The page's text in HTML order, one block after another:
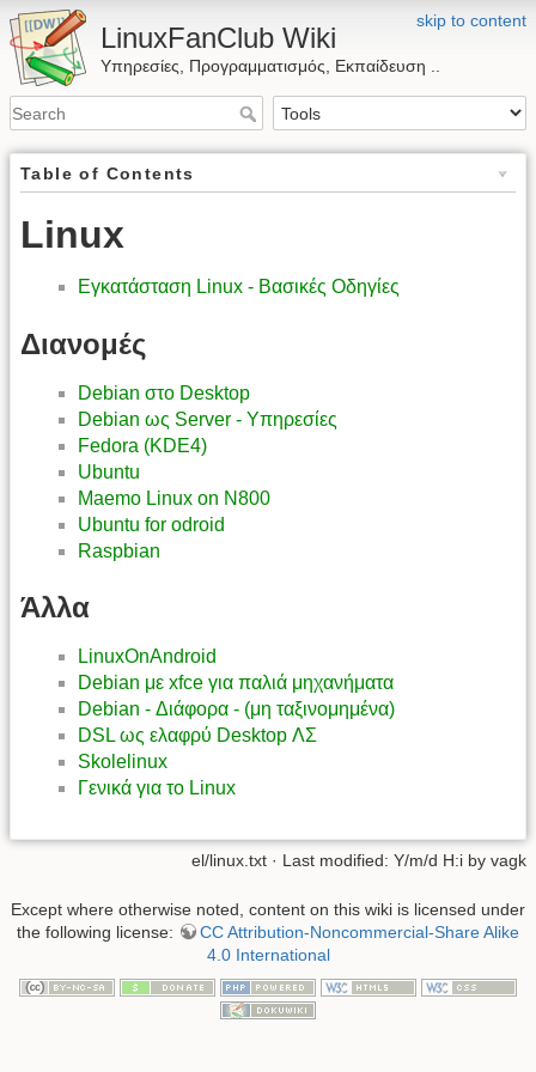
skip to content
LinuxFanClub Wiki
Υπηρεσίες, Προγραμματισμός, Εκπαίδευση ..
Table of Contents
Linux
Εγκατάσταση Linux - Βασικές Οδηγίες
Διανομές
Debian στο Desktop
Debian ως Server - Υπηρεσίες
Fedora (KDE4)
Ubuntu
Maemo Linux on N800
Ubuntu for odroid
Raspbian
Άλλα
LinuxOnAndroid
Debian με xfce για παλιά μηχανήματα
Debian - Διάφορα - (μη ταξινομημένα)
DSL ως ελαφρύ Desktop ΛΣ
Skolelinux
Γενικά για το Linux
el/linux.txt · Last modified: Y/m/d H:i by vagk
Except where otherwise noted, content on this wiki is licensed under
the following license:
CC Attribution-Noncommercial-Share Alike
4.0 International